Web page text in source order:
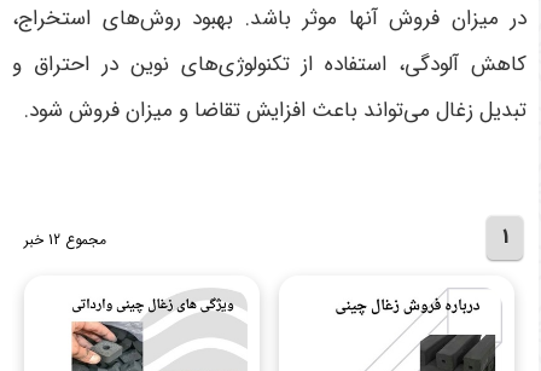
در میزان فروش آنها موثر باشد. بهبود روش‌های استخراج،
کاهش آلودگی، استفاده از تکنولوژی‌های نوین در احتراق و
تبدیل زغال می‌تواند باعث افزایش تقاضا و میزان فروش شود.
1 مجموع 12 خبر